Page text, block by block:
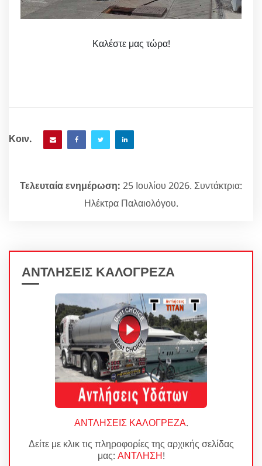
Καλέστε μας τώρα!
Κοιν.
Τελευταία ενημέρωση: 25 Ιουλίου 2026. Συντάκτρια:
Ηλέκτρα Παλαιολόγου.
ΑΝΤΛΗΣΕΙΣ ΚΑΛΟΓΡΕΖΑ
ΑΝΤΛΗΣΕΙΣ ΚΑΛΟΓΡΕΖΑ.
Δείτε με κλικ τις πληροφορίες της αρχικής σελίδας
μας: ΑΝΤΛΗΣΗ!